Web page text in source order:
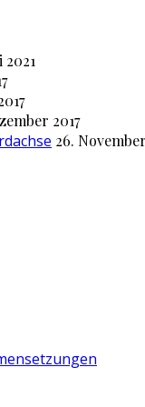
2021
2017
26.